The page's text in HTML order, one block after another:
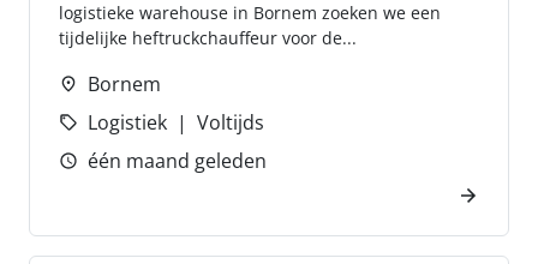
logistieke warehouse in Bornem zoeken we een
tijdelijke heftruckchauffeur voor de...
Bornem
Logistiek
Voltijds
één maand geleden